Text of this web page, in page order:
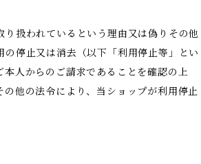
扱われているという理由又は偽りその他
停止又は消去（以下「利用停止等」とい
人からのご請求であることを確認の上
他の法令により、当ショップが利用停止